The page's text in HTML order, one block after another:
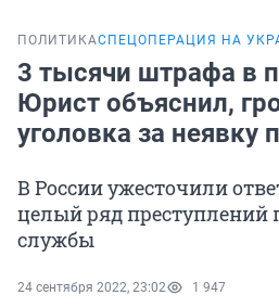
ПОЛИТИКАСПЕЦОПЕРАЦИЯ НА
3 тысячи штрафа в
Юрист объяснил,
уголовка за неявку
В России ужесточили
целый ряд преступлений
службы
24 сентября 2022, 23:02 1 947